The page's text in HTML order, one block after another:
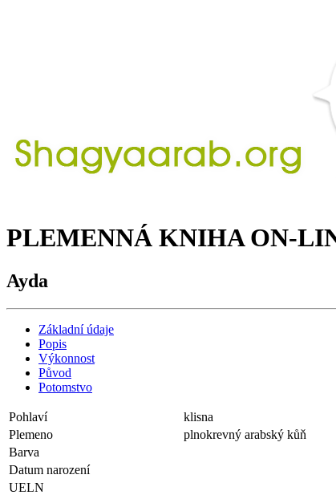
PLEMENNÁ KNIHA ON-
Ayda
Základní údaje
Popis
Výkonnost
Původ
Potomstvo
Pohlaví
klisna
Plemeno
plnokrevný arabský kůň
Barva
Datum narození
UELN